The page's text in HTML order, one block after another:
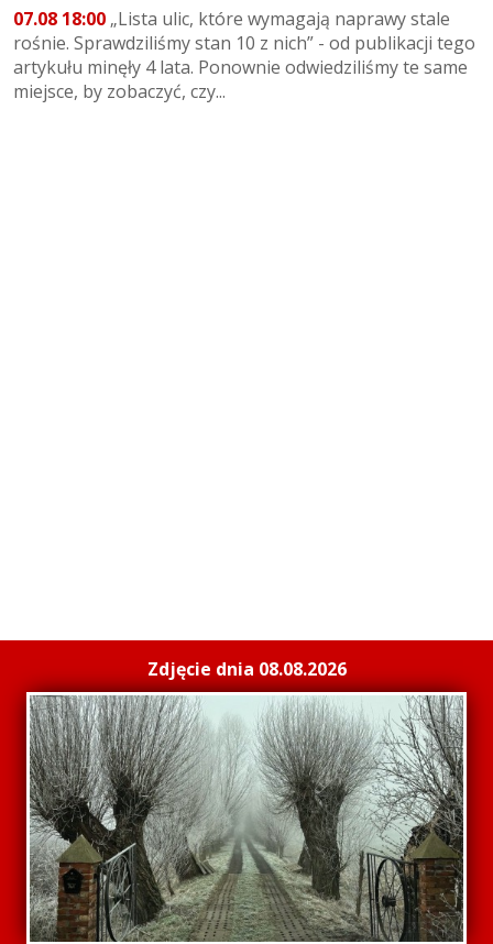
07.08 18:00 „Lista ulic, które wymagają naprawy stale
rośnie. Sprawdziliśmy stan 10 z nich” - od publikacji tego
artykułu minęły 4 lata. Ponownie odwiedziliśmy te same
miejsce, by zobaczyć, czy...
Zdjęcie dnia 08.08.2026